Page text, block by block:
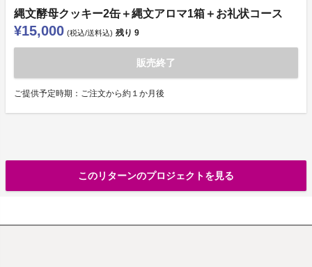
縄文酵母クッキー2缶＋縄文アロマ1箱＋お礼状コース
¥15,000 (税込/送料込) 残り 9
販売終了
ご提供予定時期：ご注文から約１か月後
このリターンのプロジェクトを見る